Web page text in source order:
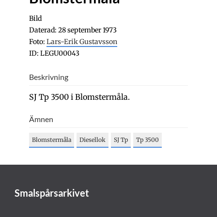
Bild
Daterad: 28 september 1973
Foto: Lars-Erik Gustavsson
ID: LEGU00043
Beskrivning
SJ Tp 3500 i Blomstermåla.
Ämnen
Blomstermåla Diesellok SJ Tp Tp 3500
Smalspårsarkivet